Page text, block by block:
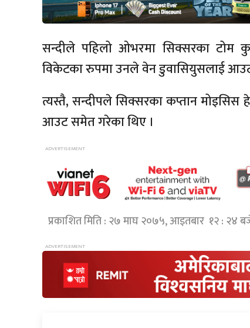
सन्दीले पहिलो ओभरमा सिक्सरका टोम
विकेटका रुपमा उनले वेन डुवासियुसलाई
त्यस्तै, सन्दीपले सिक्सरका कप्तान
आउट समेत गरेका थिए ।
प्रकाशित मिति : २७ माघ २०७५, आइतबार १२ : २४